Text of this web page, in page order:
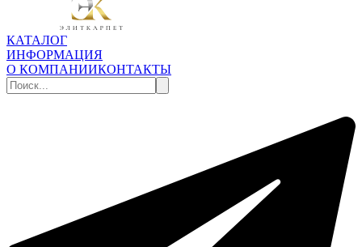
КАТАЛОГ
ИНФОРМАЦИЯ
О КОМПАНИИКОНТАКТЫ